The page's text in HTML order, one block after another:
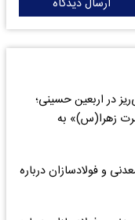
ارسال دیدگاه
در اربعین حسینی؛
زهرا(س)» به
و فولادسازان درباره